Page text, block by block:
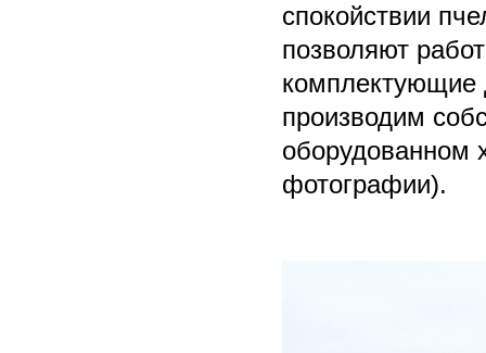
спокойствии
позволяют
комплектующие
производим
оборудованном
фотографии).